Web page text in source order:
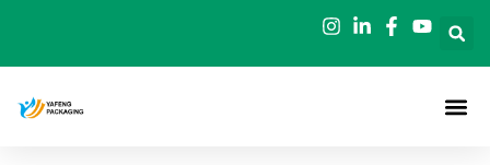
springen